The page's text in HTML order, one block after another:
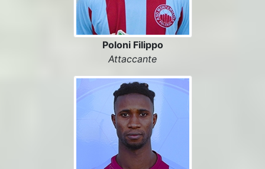
Poloni Filippo
Attaccante